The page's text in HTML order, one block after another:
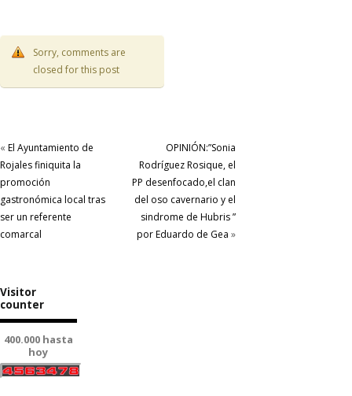
Sorry, comments are
closed for this post
« El Ayuntamiento de
Rojales finiquita la
promoción
gastronómica local tras
ser un referente
comarcal
OPINIÓN:”Sonia
Rodríguez Rosique, el
PP desenfocado,el clan
del oso cavernario y el
sindrome de Hubris ”
por Eduardo de Gea »
Visitor
counter
400.000 hasta
hoy